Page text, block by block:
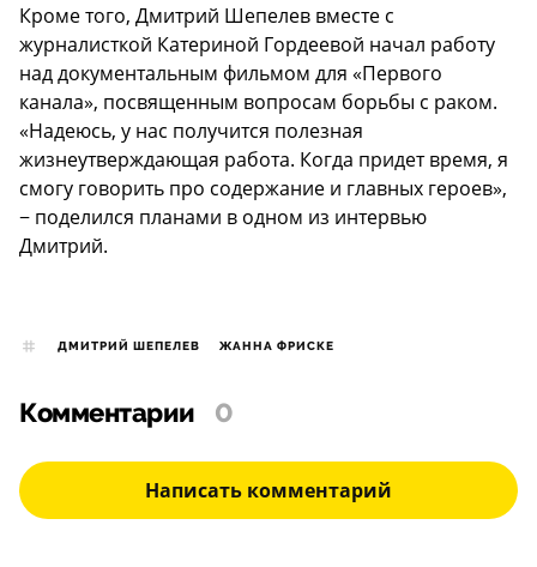
Кроме того, Дмитрий Шепелев вместе с
журналисткой Катериной Гордеевой начал работу
над документальным фильмом для «Первого
канала», посвященным вопросам борьбы с раком.
«Надеюсь, у нас получится полезная
жизнеутверждающая работа. Когда придет время, я
смогу говорить про содержание и главных героев»,
− поделился планами в одном из интервью
Дмитрий.
ДМИТРИЙ ШЕПЕЛЕВ ЖАННА ФРИСКЕ
Комментарии 0
Написать комментарий